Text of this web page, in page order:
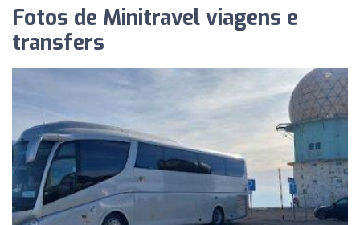
Fotos de Minitravel viagens e
transfers